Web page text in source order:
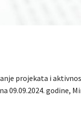
projekata i
09.09.2024. godine,